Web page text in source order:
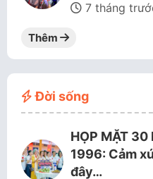
7 tháng
Thêm
Đời sống
HỌP MẶT 30
1996: Cảm
đây…